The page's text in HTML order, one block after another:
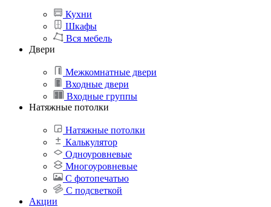
Кухни
Шкафы
Вся мебель
Двери
Межкомнатные двери
Входные двери
Входные группы
Натяжные потолки
Натяжные потолки
Калькулятор
Одноуровневые
Многоуровневые
С фотопечатью
С подсветкой
Акции